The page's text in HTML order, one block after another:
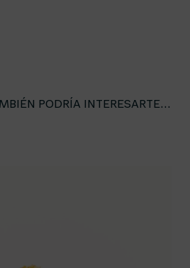
PODRÍA INTERESARTE...